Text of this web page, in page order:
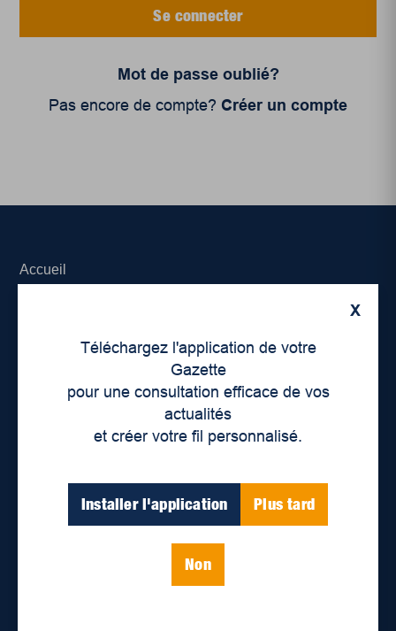
Se connecter
Mot de passe oublié?
Pas encore de compte? Créer un compte
X
Téléchargez l'application de votre
Gazette
pour une consultation efficace de vos
actualités
et créer votre fil personnalisé.
Installer l'application Plus tard
Non
Accueil
Déontologie et confidentialité
Devenir partenaire
Lieux de distribution
Nous joindre
Parutions numériques